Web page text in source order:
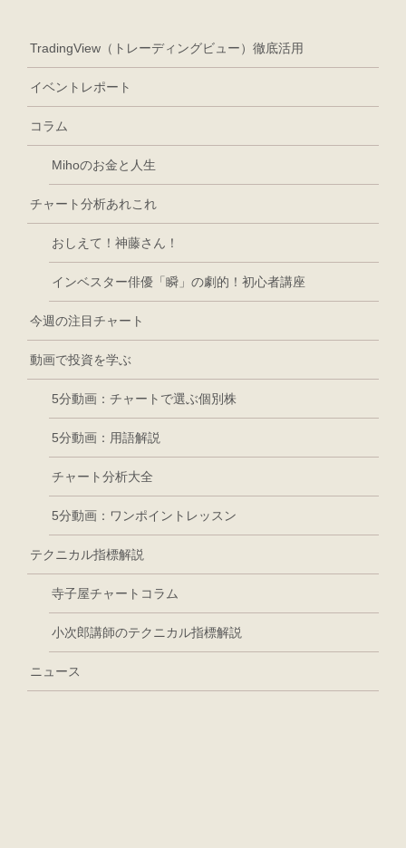
TradingView（トレーディングビュー）徹底活用
イベントレポート
コラム
Mihoのお金と人生
チャート分析あれこれ
おしえて！神藤さん！
インベスター俳優「瞬」の劇的！初心者講座
今週の注目チャート
動画で投資を学ぶ
5分動画：チャートで選ぶ個別株
5分動画：用語解説
チャート分析大全
5分動画：ワンポイントレッスン
テクニカル指標解説
寺子屋チャートコラム
小次郎講師のテクニカル指標解説
ニュース